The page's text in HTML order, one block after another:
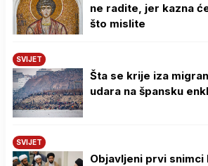
ne radite, jer kazna
što mislite
SVIJET
Šta se krije iza
udara na špansku
SVIJET
Objavljeni prvi snimci